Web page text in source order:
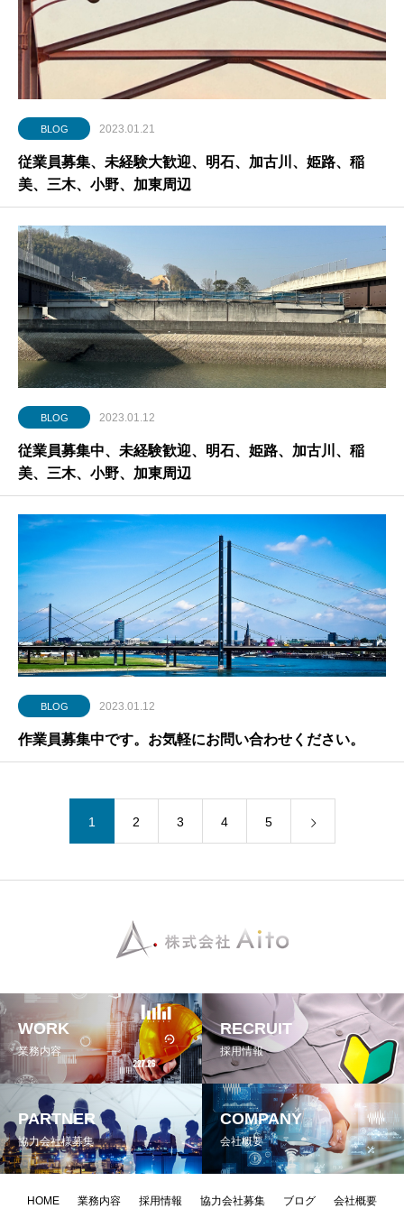
BLOG 2023.01.21
従業員募集、未経験大歓迎、明石、加古川、姫路、稲
美、三木、小野、加東周辺
BLOG 2023.01.12
従業員募集中、未経験歓迎、明石、姫路、加古川、稲
美、三木、小野、加東周辺
BLOG 2023.01.12
作業員募集中です。お気軽にお問い合わせください。
1 2 3 4 5
WORK
業務内容
RECRUIT
採用情報
PARTNER
協力会社様募集
COMPANY
会社概要
HOME 業務内容 採用情報 協力会社募集 ブログ 会社概要